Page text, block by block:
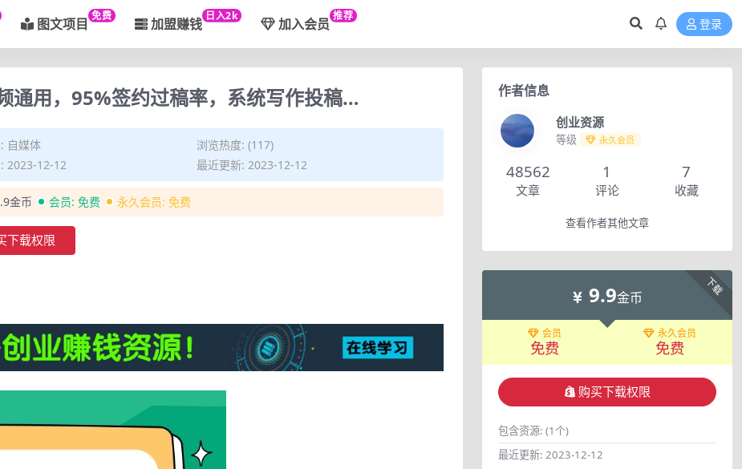
图文项目 免费 加盟赚钱 日入2k 加入会员 推荐
登录
通用，95%签约过稿率，系统写作投稿…
自媒体
浏览热度: (117)
2023-12-12
最近更新: 2023-12-12
金币 会员: 免费 永久会员: 免费
下载权限
作者信息
创业资源
等级 永久会员
48562
文章
1
评论
7
收藏
查看作者其他文章
下载
9.9金币
会员
免费
永久会员
免费
购买下载权限
包含资源: (1个)
最近更新: 2023-12-12